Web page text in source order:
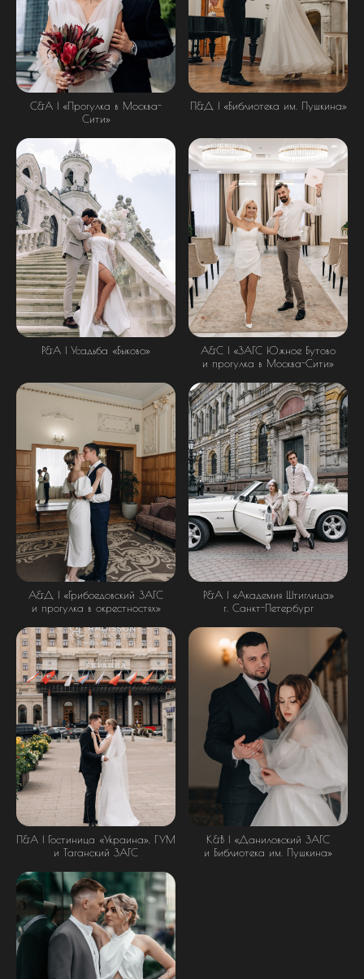
С&А | «Прогулка в Москва-
Сити»
П&Д | «Библиотека им. Пушкина»
Р&А | Усадьба «Быково»
А&С | «ЗАГС Южное Бутово
и прогулка в Москва-Сити»
А&Д | «Грибоедовский ЗАГС
и прогулка в окрестностях»
Р&А | «Академия Штиглица»
г. Санкт-Петербург
П&А | Гостиница «Украина», ГУМ
и Таганский ЗАГС
К&В | «Даниловский ЗАГС
и Библиотека им. Пушкина»